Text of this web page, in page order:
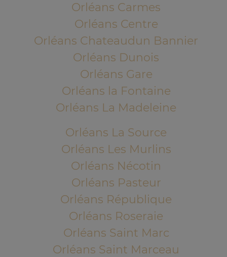
Orléans Carmes
Orléans Centre
Orléans Chateaudun Bannier
Orléans Dunois
Orléans Gare
Orléans la Fontaine
Orléans La Madeleine
Orléans La Source
Orléans Les Murlins
Orléans Nécotin
Orléans Pasteur
Orléans République
Orléans Roseraie
Orléans Saint Marc
Orléans Saint Marceau